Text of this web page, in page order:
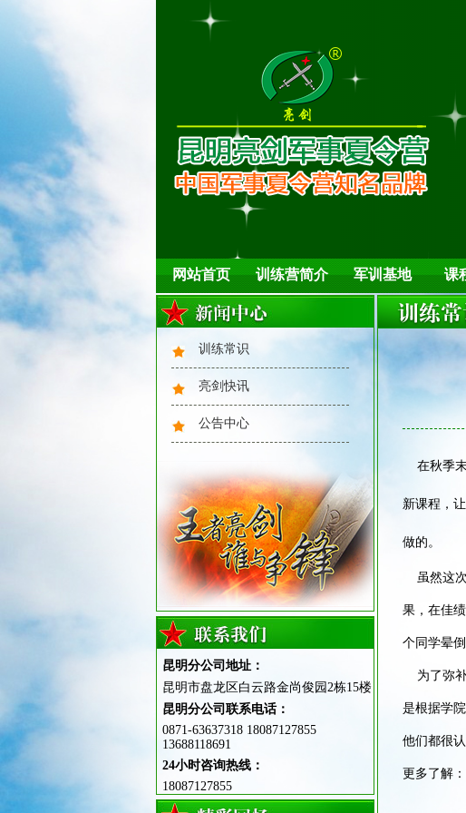
网站首页 训练营简介 军训基地 课
训练常识
亮剑快讯
公告中心
昆明分公司地址：
昆明市盘龙区白云路金尚俊园2栋15楼
昆明分公司联系电话：
0871-63637318 18087127855
13688118691
24小时咨询热线：
18087127855
在秋季末
新课程，
做的。
虽然这次
果，在佳
个同学晕
为了弥
是根据学
他们都很
更多了解：